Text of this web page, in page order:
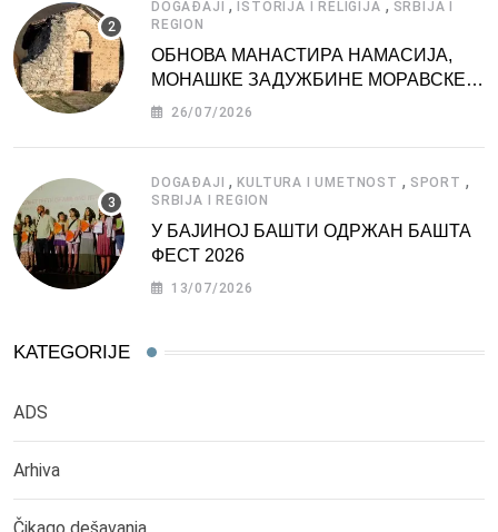
DOGAĐAJI , ISTORIJA I RELIGIJA , SRBIJA I
REGION
ОБНОВА МАНАСТИРА НАМАСИЈА,
МОНАШКЕ ЗАДУЖБИНЕ МОРАВСКЕ
СРБИЈЕ
26/07/2026
DOGAĐAJI ,KULTURA I UMETNOST , SPORT ,
SRBIJA I REGION
У БАЈИНОЈ БАШТИ ОДРЖАН БАШТА
ФЕСТ 2026
13/07/2026
KATEGORIJE
ADS
Arhiva